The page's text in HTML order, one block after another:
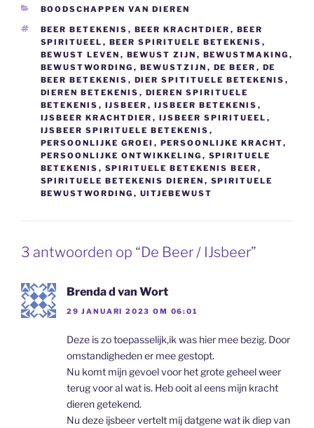
CATEGORIEËN
BOODSCHAPPEN VAN DIEREN
TAGS
BEER BETEKENIS , BEER KRACHTDIER , BEER
SPIRITUEEL , BEER SPIRITUELE BETEKENIS ,
BEWUST LEVEN , BEWUST ZIJN , BEWUSTMAKING ,
BEWUSTWORDING , BEWUSTZIJN , DE BEER , DE
BEER BETEKENIS , DIER SPITITUELE BETEKENIS ,
DIEREN BETEKENIS , DIEREN SPIRITUELE
BETEKENIS , IJSBEER , IJSBEER BETEKENIS ,
IJSBEER KRACHTDIER , IJSBEER SPIRITUEEL ,
IJSBEER SPIRITUELE BETEKENIS ,
PERSOONLIJKE GROEI , PERSOONLIJKE KRACHT,
PERSOONLIJKE ONTWIKKELING , SPIRITUELE
BETEKENIS , SPIRITUELE BETEKENIS BEER ,
SPIRITUELE BETEKENIS DIEREN , SPIRITUELE
BEWUSTWORDING , UITJEBEWUST
3 antwoorden op “De Beer / IJsbeer”
Brenda d van Wort
29 JANUARI 2023 OM 06:01
Deze is zo toepasselijk,ik was hier mee bezig. Door
omstandigheden er mee gestopt.
Nu komt mijn gevoel voor het grote geheel weer
terug voor al wat is. Heb ooit al eens mijn kracht
dieren getekend.
Nu deze ijsbeer vertelt mij datgene wat ik diep van